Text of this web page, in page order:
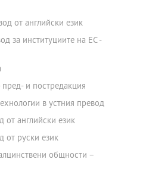
от английски език
за институциите на ЕС -
и постредакция
в устния превод
от английски език
от руски език
общности –